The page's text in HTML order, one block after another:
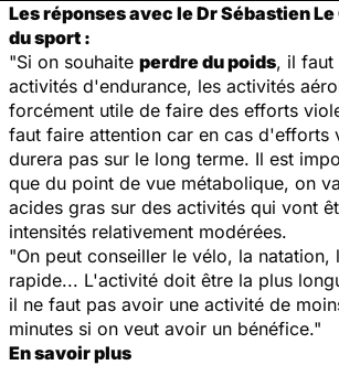
Les réponses avec le Dr Sébastien
du sport :
"Si on souhaite perdre du poids, il faut
activités d'endurance, les activités
forcément utile de faire des efforts
faut faire attention car en cas d'efforts
durera pas sur le long terme. Il est
que du point de vue métabolique, on
acides gras sur des activités qui vont
intensités relativement modérées.
"On peut conseiller le vélo, la natation,
rapide... L'activité doit être la plus
il ne faut pas avoir une activité de
minutes si on veut avoir un bénéfice."
En savoir plus